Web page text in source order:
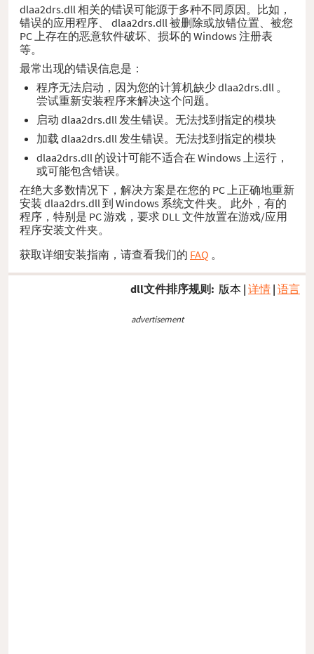
dlaa2drs.dll 相关的错误可能源于多种不同原因。比如，
错误的应用程序、 dlaa2drs.dll 被删除或放错位置、被您
PC 上存在的恶意软件破坏、损坏的 Windows 注册表
等。
最常出现的错误信息是：
程序无法启动，因为您的计算机缺少 dlaa2drs.dll 。
尝试重新安装程序来解决这个问题。
启动 dlaa2drs.dll 发生错误。无法找到指定的模块
加载 dlaa2drs.dll 发生错误。无法找到指定的模块
dlaa2drs.dll 的设计可能不适合在 Windows 上运行，
或可能包含错误。
在绝大多数情况下，解决方案是在您的 PC 上正确地重新
安装 dlaa2drs.dll 到 Windows 系统文件夹。 此外，有的
程序，特别是 PC 游戏，要求 DLL 文件放置在游戏/应用
程序安装文件夹。
获取详细安装指南，请查看我们的 FAQ 。
dll文件排序规则: 版本 | 详情 | 语言
advertisement